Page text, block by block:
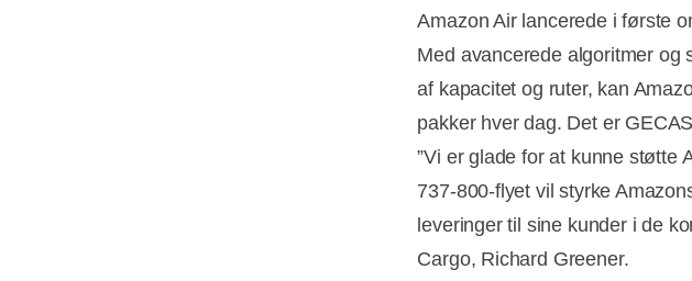
Amazon Air lancerede i første
Med avancerede algoritmer
af kapacitet og ruter, kan
pakker hver dag. Det er
”Vi er glade for at kunne støtte
737-800-flyet vil styrke
leveringer til sine kunder i de
Cargo, Richard Greener.